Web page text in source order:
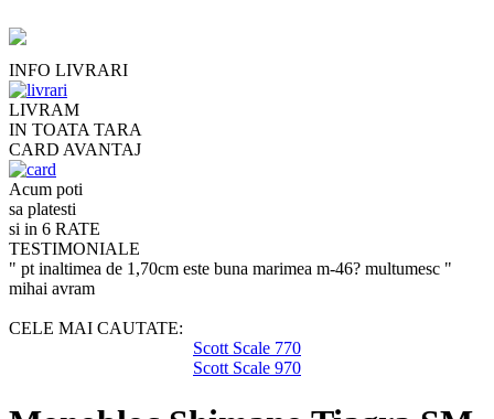
INFO LIVRARI
LIVRAM
IN TOATA TARA
CARD AVANTAJ
Acum poti
sa platesti
si in 6 RATE
TESTIMONIALE
" pt inaltimea de 1,70cm este buna marimea m-46? multumesc "
mihai avram
CELE MAI CAUTATE:
Scott Scale 770
Scott Scale 970